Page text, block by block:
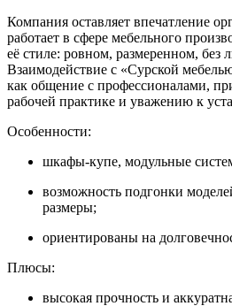
Компания оставляет впечатление
работает в сфере мебельного
её стиле: ровном, размеренном, без
Взаимодействие с «Сурской
как общение с профессионалами,
рабочей практике и уважению к
Особенности:
шкафы-купе, модульные
возможность подгонки
размеры;
ориентированы на
Плюсы:
высокая прочность и